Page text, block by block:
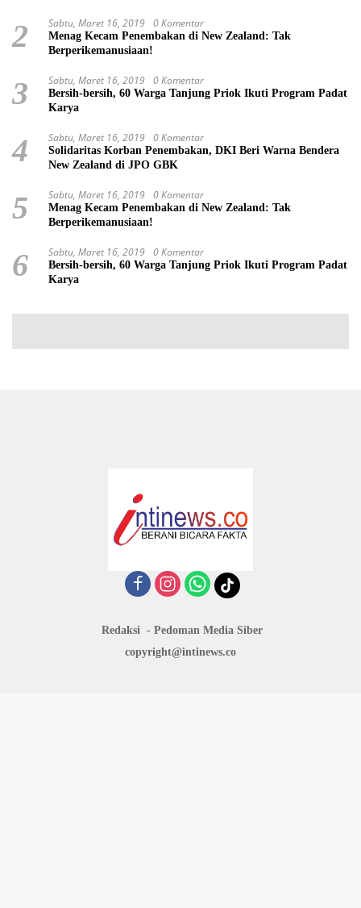
2 Sabtu, Maret 16, 2019 0 Komentar
Menag Kecam Penembakan di New Zealand: Tak
Berperikemanusiaan!
3 Sabtu, Maret 16, 2019 0 Komentar
Bersih-bersih, 60 Warga Tanjung Priok Ikuti Program Padat
Karya
4 Sabtu, Maret 16, 2019 0 Komentar
Solidaritas Korban Penembakan, DKI Beri Warna Bendera
New Zealand di JPO GBK
5 Sabtu, Maret 16, 2019 0 Komentar
Menag Kecam Penembakan di New Zealand: Tak
Berperikemanusiaan!
6 Sabtu, Maret 16, 2019 0 Komentar
Bersih-bersih, 60 Warga Tanjung Priok Ikuti Program Padat
Karya
Redaksi
Pedoman Media Siber
copyright@intinews.co